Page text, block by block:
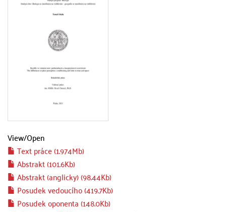
View/Open
Text práce (1.974Mb)
Abstrakt (101.6Kb)
Abstrakt (anglicky) (98.44Kb)
Posudek vedoucího (419.7Kb)
Posudek oponenta (148.0Kb)